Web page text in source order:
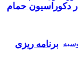
دکوراسیون حمام
برنامه ریزی